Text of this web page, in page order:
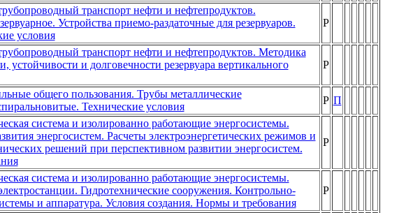
транспорт нефти и нефтепродуктов.
Устройства приемо-раздаточные для резервуаров.
условия
Р
транспорт нефти и нефтепродуктов. Методика
устойчивости и долговечности резервуара вертикального
Р
общего пользования. Трубы металлические
Технические условия
Р П
система и изолированно работающие энергосистемы.
энергосистем. Расчеты электроэнергетических режимов и
решений при перспективном развитии энергосистем.
Р
система и изолированно работающие энергосистемы.
Гидротехнические сооружения. Контрольно-
и аппаратура. Условия создания. Нормы и требования
Р